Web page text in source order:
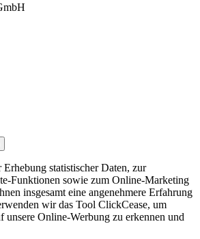
statistischer Daten, zur
Funktionen sowie zum Online-Marketing
insgesamt eine angenehmere Erfahrung
wir das Tool ClickCease, um
unsere Online-Werbung zu erkennen und